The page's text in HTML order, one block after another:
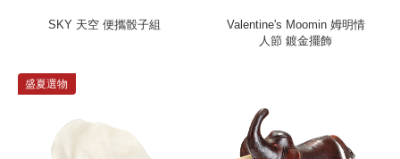
SKY 天空 便攜骰子組
Valentine's Moomin 姆明情
人節 鍍金擺飾
盛夏選物